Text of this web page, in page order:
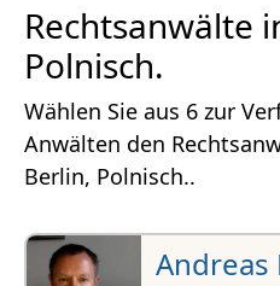
Rechtsanwälte
Polnisch.
Wählen Sie aus 6 zur
Anwälten den
Berlin, Polnisch..
Andreas